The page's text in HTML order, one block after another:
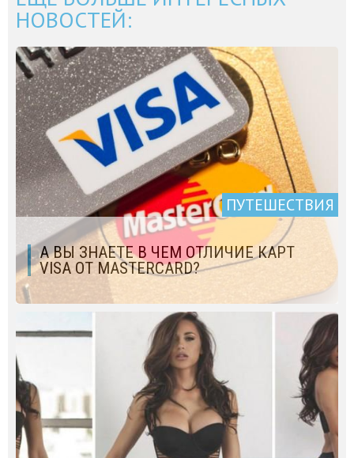
НОВОСТЕЙ:
ПУТЕШЕСТВИЯ
А ВЫ ЗНАЕТЕ В ЧЕМ ОТЛИЧИЕ КАРТ
VISA ОТ MASTERCARD?